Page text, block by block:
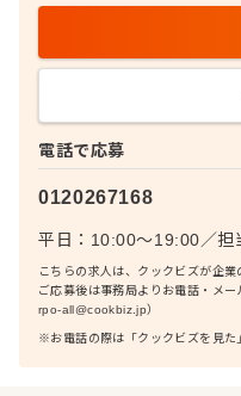
電話で応募
0120267168
平日：10:00〜19:00／担
こちらの求人は、クックビズが企業
ご応募後は事務局よりお電話・メ
rpo-all@cookbiz.jp）
※お電話の際は「クックビズを見た